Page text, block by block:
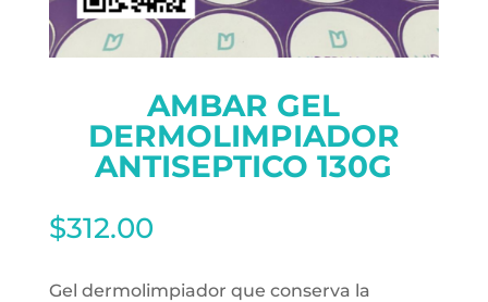
AMBAR GEL
DERMOLIMPIADOR
ANTISEPTICO 130G
$312.00
Gel dermolimpiador que conserva la